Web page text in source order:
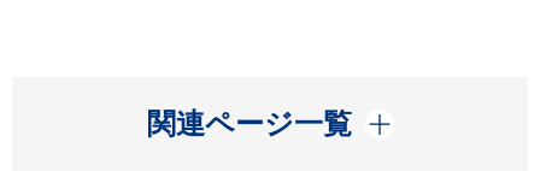
関連ページ一覧
開く